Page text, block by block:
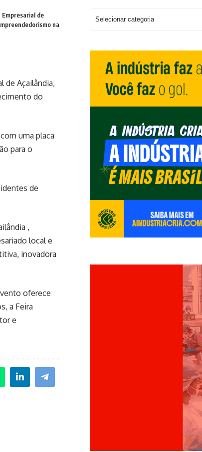
de
na
de Açailândia,
do
uma placa
para o
de
,
local e
inovadora
oferece
a Feira
e
Escolha